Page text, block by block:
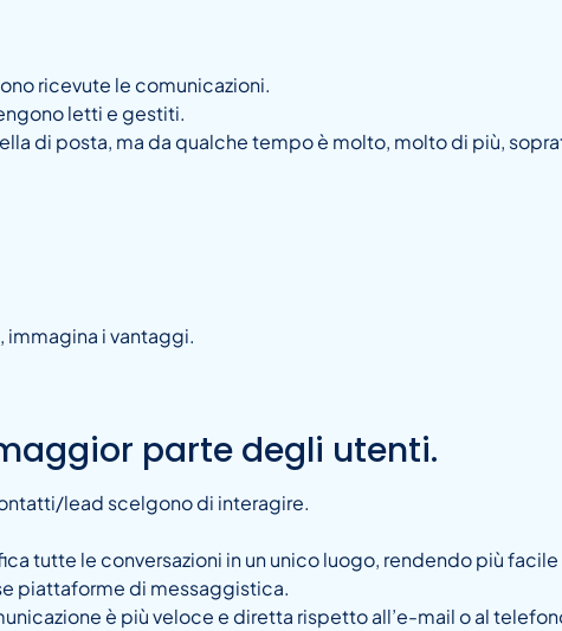
ricevute le comunicazioni.
letti e gestiti.
di posta, ma da qualche tempo è molto, molto di più,
immagina i vantaggi.
parte degli utenti.
lead scelgono di interagire.
tutte le conversazioni in un unico luogo, rendendo più
piattaforme di messaggistica.
è più veloce e diretta rispetto all’e-mail o al